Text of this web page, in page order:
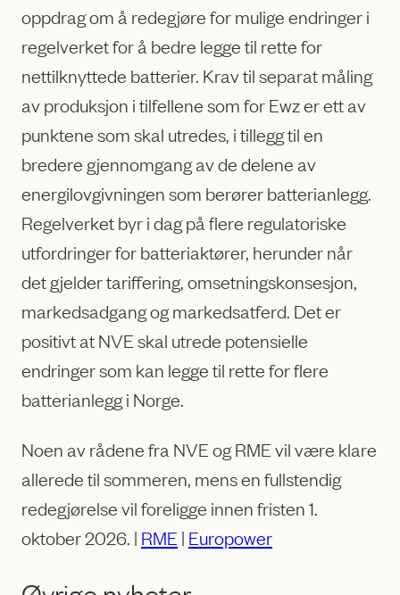
oppdrag om å redegjøre for mulige endringer i
regelverket for å bedre legge til rette for
nettilknyttede batterier. Krav til separat måling
av produksjon i tilfellene som for Ewz er ett av
punktene som skal utredes, i tillegg til en
bredere gjennomgang av de delene av
energilovgivningen som berører batterianlegg.
Regelverket byr i dag på flere regulatoriske
utfordringer for batteriaktører, herunder når
det gjelder tariffering, omsetningskonsesjon,
markedsadgang og markedsatferd. Det er
positivt at NVE skal utrede potensielle
endringer som kan legge til rette for flere
batterianlegg i Norge.
Noen av rådene fra NVE og RME vil være klare
allerede til sommeren, mens en fullstendig
redegjørelse vil foreligge innen fristen 1.
oktober 2026. | RME | Europower